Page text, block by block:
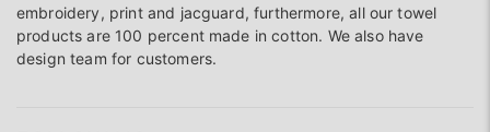
embroidery, print and jacguard, furthermore, all our towel
products are 100 percent made in cotton. We also have
design team for customers.